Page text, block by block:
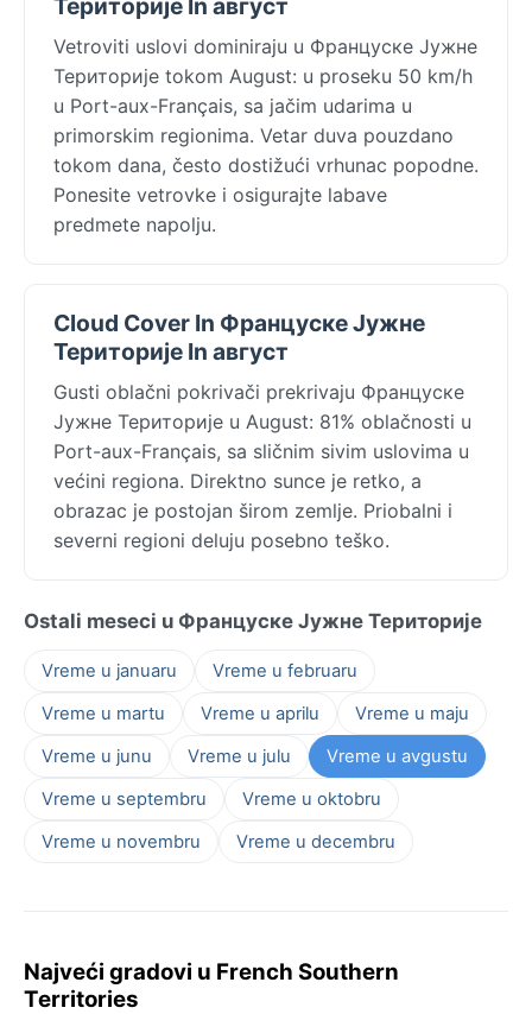
Vetroviti uslovi dominiraju u Француске Јужне
Територије tokom August: u proseku 50 km/h
u Port-aux-Français, sa jačim udarima u
primorskim regionima. Vetar duva pouzdano
tokom dana, često dostižući vrhunac popodne.
Ponesite vetrovke i osigurajte labave
predmete napolju.
Cloud Cover In Француске Јужне
Територије In август
Gusti oblačni pokrivači prekrivaju Француске
Јужне Територије u August: 81% oblačnosti u
Port-aux-Français, sa sličnim sivim uslovima u
većini regiona. Direktno sunce je retko, a
obrazac je postojan širom zemlje. Priobalni i
severni regioni deluju posebno teško.
Ostali meseci u Француске Јужне Територије
Vreme u januaru
Vreme u februaru
Vreme u martu
Vreme u aprilu
Vreme u maju
Vreme u junu
Vreme u julu
Vreme u avgustu
Vreme u septembru
Vreme u oktobru
Vreme u novembru
Vreme u decembru
Najveći gradovi u French Southern
Territories